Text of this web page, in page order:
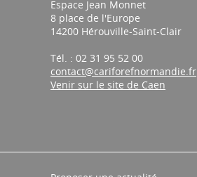
Espace Jean Monnet
8 place de l'Europe
14200 Hérouville-Saint-Clair
Tél. : 02 31 95 52 00
contact@cariforefnormandie.fr
Venir sur le site de Caen